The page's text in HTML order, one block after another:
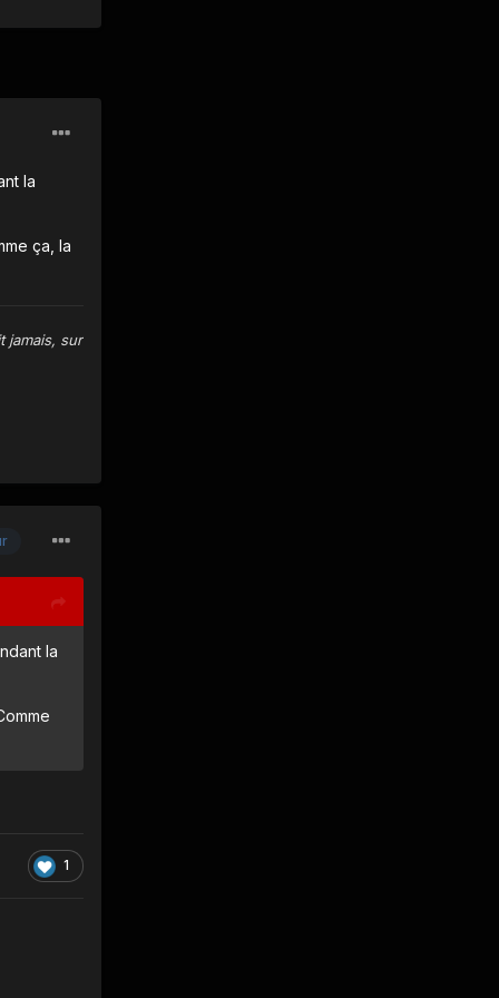
la
ça, la
jamais, sur
la
1